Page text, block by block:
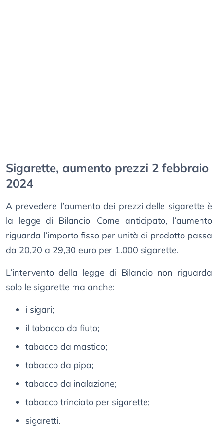
Sigarette, aumento prezzi 2 febbraio
2024
A prevedere l’aumento dei prezzi delle sigarette è
la legge di Bilancio. Come anticipato, l’aumento
riguarda l’importo fisso per unità di prodotto passa
da 20,20 a 29,30 euro per 1.000 sigarette.
L’intervento della legge di Bilancio non riguarda
solo le sigarette ma anche:
i sigari;
il tabacco da fiuto;
tabacco da mastico;
tabacco da pipa;
tabacco da inalazione;
tabacco trinciato per sigarette;
sigaretti.